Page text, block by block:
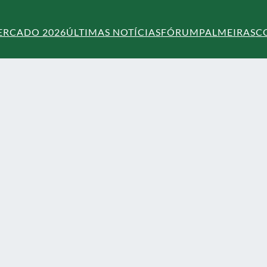
2026ÚLTIMAS NOTÍCIASFÓRUMPALMEIRAS